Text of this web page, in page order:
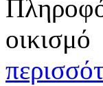
οικισμό